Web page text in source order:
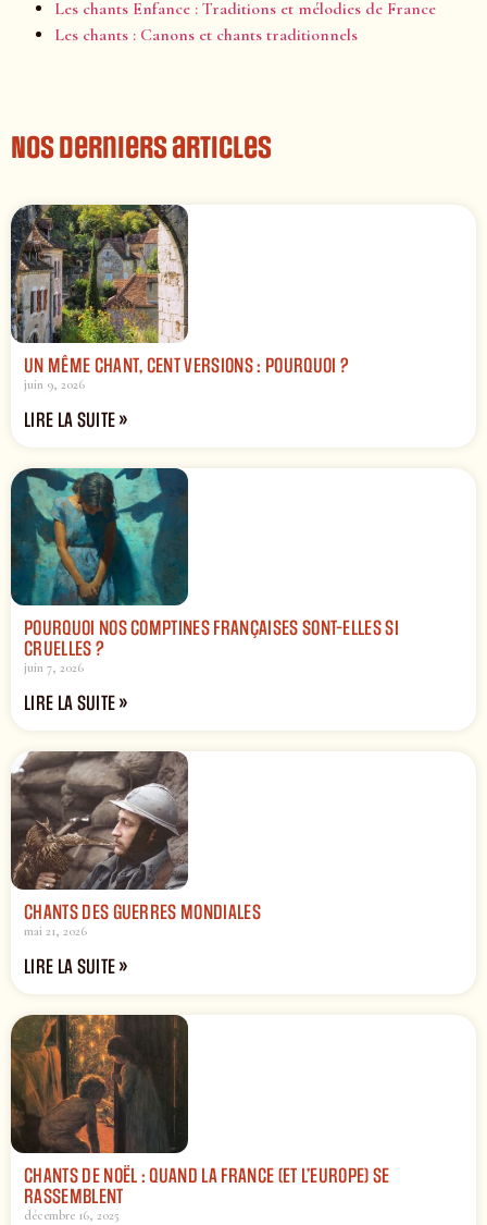
Les chants Enfance : Traditions et mélodies de France
Les chants : Canons et chants traditionnels
Nos derniers articles
UN MÊME CHANT, CENT VERSIONS : POURQUOI ?
juin 9, 2026
LIRE LA SUITE »
POURQUOI NOS COMPTINES FRANÇAISES SONT-ELLES SI
CRUELLES ?
juin 7, 2026
LIRE LA SUITE »
CHANTS DES GUERRES MONDIALES
mai 21, 2026
LIRE LA SUITE »
CHANTS DE NOËL : QUAND LA FRANCE (ET L’EUROPE) SE
RASSEMBLENT
décembre 16, 2025